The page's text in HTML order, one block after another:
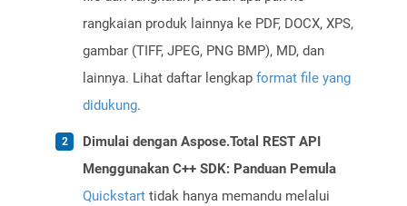
rangkaian produk lainnya ke PDF, DOCX, XPS,
gambar (TIFF, JPEG, PNG BMP), MD, dan
lainnya. Lihat daftar lengkap format file yang
didukung.
Dimulai dengan Aspose.Total REST API
Menggunakan C++ SDK: Panduan Pemula
Quickstart tidak hanya memandu melalui